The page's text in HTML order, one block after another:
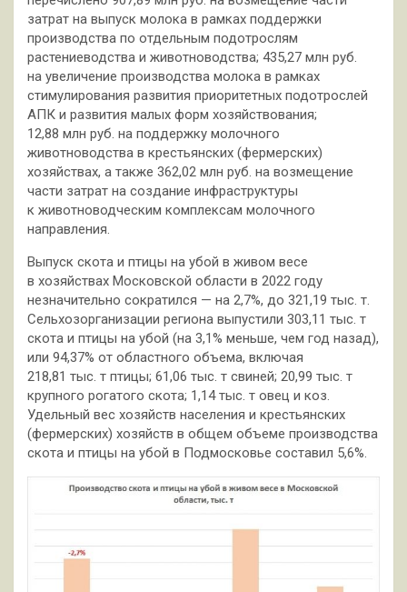
затрат на выпуск молока в рамках поддержки
производства по отдельным подотрослям
растениеводства и животноводства; 435,27 млн руб.
на увеличение производства молока в рамках
стимулирования развития приоритетных подотрослей
АПК и развития малых форм хозяйствования;
12,88 млн руб. на поддержку молочного
животноводства в крестьянских (фермерских)
хозяйствах, а также 362,02 млн руб. на возмещение
части затрат на создание инфраструктуры
к животноводческим комплексам молочного
направления.
Выпуск скота и птицы на убой в живом весе
в хозяйствах Московской области в 2022 году
незначительно сократился — на 2,7%, до 321,19 тыс. т.
Сельхозорганизации региона выпустили 303,11 тыс. т
скота и птицы на убой (на 3,1% меньше, чем год назад),
или 94,37% от областного объема, включая
218,81 тыс. т птицы; 61,06 тыс. т свиней; 20,99 тыс. т
крупного рогатого скота; 1,14 тыс. т овец и коз.
Удельный вес хозяйств населения и крестьянских
(фермерских) хозяйств в общем объеме производства
скота и птицы на убой в Подмосковье составил 5,6%.